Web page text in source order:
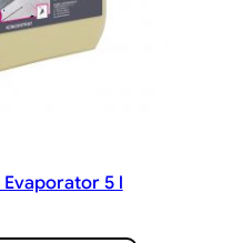
5 l